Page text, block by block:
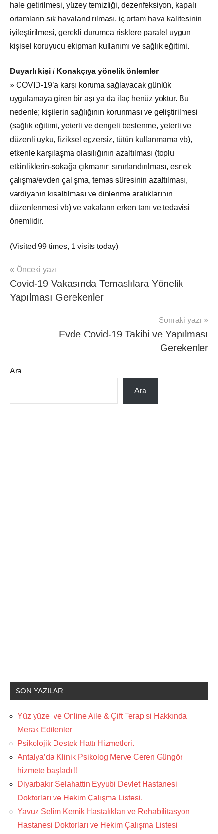
hale getirilmesi, yüzey temizliği, dezenfeksiyon, kapalı
ortamların sık havalandırılması, iç ortam hava kalitesinin
iyileştirilmesi, gerekli durumda risklere paralel uygun
kişisel koruyucu ekipman kullanımı ve sağlık eğitimi.
Duyarlı kişi / Konakçıya yönelik önlemler
» COVID-19’a karşı koruma sağlayacak günlük
uygulamaya giren bir aşı ya da ilaç henüz yoktur. Bu
nedenle; kişilerin sağlığının korunması ve geliştirilmesi
(sağlık eğitimi, yeterli ve dengeli beslenme, yeterli ve
düzenli uyku, fiziksel egzersiz, tütün kullanmama vb),
etkenle karşılaşma olasılığının azaltılması (toplu
etkinliklerin-sokağa çıkmanın sınırlandırılması, esnek
çalışma/evden çalışma, temas süresinin azaltılması,
vardiyanın kısaltılması ve dinlenme aralıklarının
düzenlenmesi vb) ve vakaların erken tanı ve tedavisi
önemlidir.
(Visited 99 times, 1 visits today)
mhrs
Yazı
gezinmesi
Önceki yazı
Covid-19 Vakasında Temaslılara Yönelik
Yapılması Gerekenler
Sonraki yazı
Evde Covid-19 Takibi ve Yapılması
Gerekenler
Ara
Ara
SON YAZILAR
Yüz yüze ve Online Aile & Çift Terapisi Hakkında
Merak Edilenler
Psikolojik Destek Hattı Hizmetleri.
Antalya’da Klinik Psikolog Merve Ceren Güngör
hizmete başladı!!!
Diyarbakır Selahattin Eyyubi Devlet Hastanesi
Doktorları ve Hekim Çalışma Listesi.
Yavuz Selim Kemik Hastalıkları ve Rehabilitasyon
Hastanesi Doktorları ve Hekim Çalışma Listesi